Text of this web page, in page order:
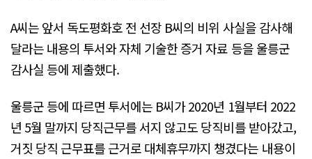
A씨는 앞서 독도평화호 전 선장 B씨의 비위 사실을 감사해
달라는 내용의 투서와 자체 기술한 증거 자료 등을 울릉군
감사실 등에 제출했다.
울릉군 등에 따르면 투서에는 B씨가 2020년 1월부터 2022
년 5월 말까지 당직근무를 서지 않고도 당직비를 받아갔고,
거짓 당직 근무표를 근거로 대체휴무까지 챙겼다는 내용이